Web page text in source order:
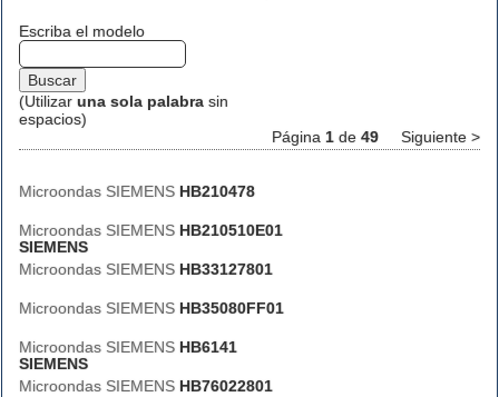
Escriba el modelo
(Utilizar una sola palabra sin
espacios)
Página 1 de 49 Siguiente >
Microondas SIEMENS HB210478
Microondas SIEMENS HB210510E01
SIEMENS
Microondas SIEMENS HB33127801
Microondas SIEMENS HB35080FF01
Microondas SIEMENS HB6141
SIEMENS
Microondas SIEMENS HB76022801